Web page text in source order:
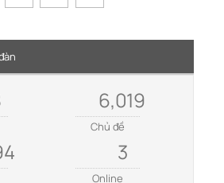
6,019
Chủ đề
3
Online